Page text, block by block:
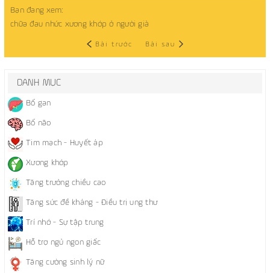
Bạn đang xem:
chữa đau nhức xương khớp ở người già
Bài trước Bài sau
DANH MỤC
Bổ gan
Bổ não
Tim mạch - Huyết áp
Xương khớp
Tăng trưởng chiều cao
Tăng sức đề kháng - Điều trị ung thư
Trí nhớ - Sự tập trung
Hỗ trợ ngủ ngon giấc
Tăng cường sinh lý nữ